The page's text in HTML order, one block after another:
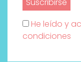
He leído y
condiciones